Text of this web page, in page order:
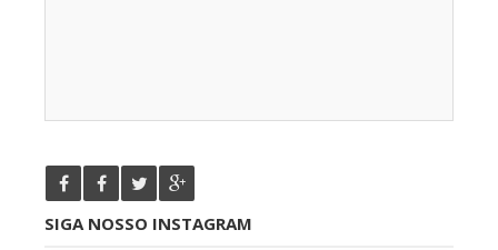
SIGA NOSSO INSTAGRAM